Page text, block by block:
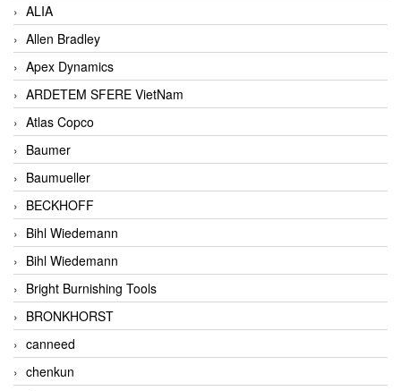
ALIA
Allen Bradley
Apex Dynamics
ARDETEM SFERE VietNam
Atlas Copco
Baumer
Baumueller
BECKHOFF
Bihl Wiedemann
Bihl Wiedemann
Bright Burnishing Tools
BRONKHORST
canneed
chenkun